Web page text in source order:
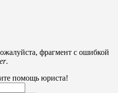
фрагмент с ошибкой
.
помощь юриста!